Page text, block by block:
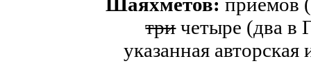
тричетыре (два в
указанная